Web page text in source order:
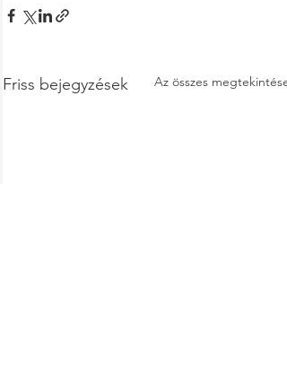
Friss bejegyzések Az összes megtekintése